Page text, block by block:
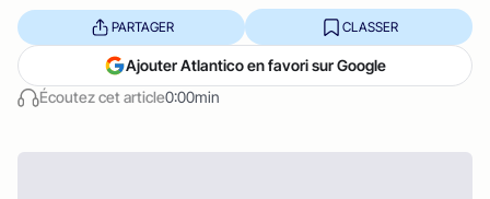
Écoutez cet article0:00min
PARTAGER CLASSER
Ajouter Atlantico en favori sur Google